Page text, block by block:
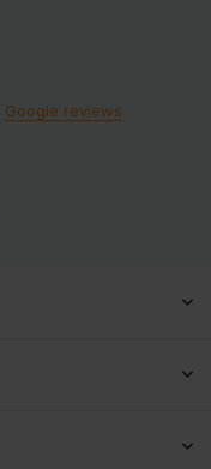
Google reviews